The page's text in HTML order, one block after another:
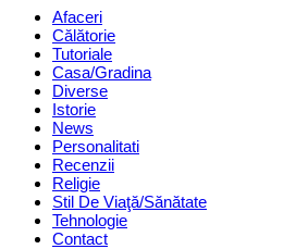
Afaceri
Călătorie
Tutoriale
Casa/Gradina
Diverse
Istorie
News
Personalitati
Recenzii
Religie
Stil De Viaţă/Sănătate
Tehnologie
Contact